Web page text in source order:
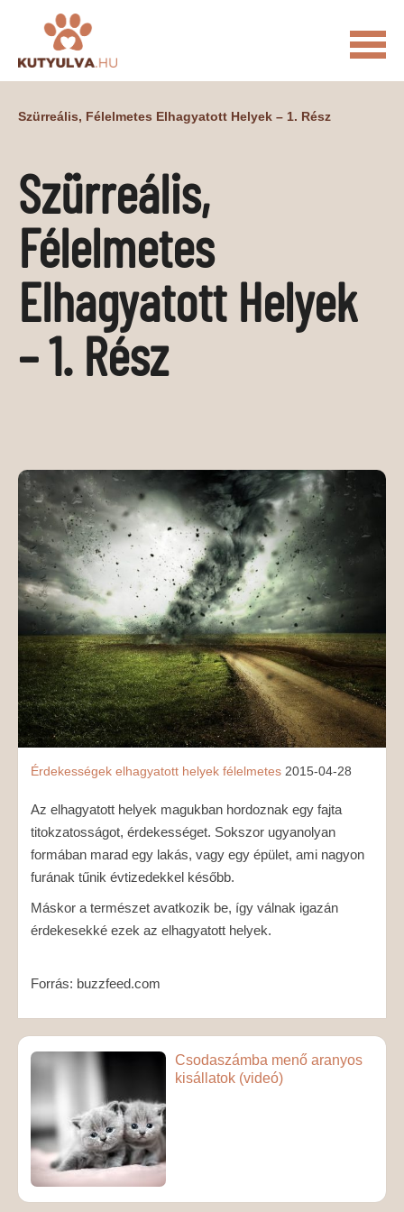
KUTYULVA – HÍREK
CUKI ÉLETKÉPEK NÖVÉNYEK
ÁLLATI
ÁLLATI ELEDELEK ÁLLATI FELSZERELÉSEK
ÁLLATI SZOLGÁLTATÁSOK
PR CIKKEK
Szürreális, Félelmetes Elhagyatott Helyek – 1. Rész
Szürreális,
Félelmetes
Elhagyatott Helyek
– 1. Rész
Érdekességek elhagyatott helyek félelmetes 2015-04-28
Az elhagyatott helyek magukban hordoznak egy fajta
titokzatosságot, érdekességet. Sokszor ugyanolyan
formában marad egy lakás, vagy egy épület, ami nagyon
furának tűnik évtizedekkel később.
Máskor a természet avatkozik be, így válnak igazán
érdekesekké ezek az elhagyatott helyek.
Forrás: buzzfeed.com
Csodaszámba menő aranyos
kisállatok (videó)